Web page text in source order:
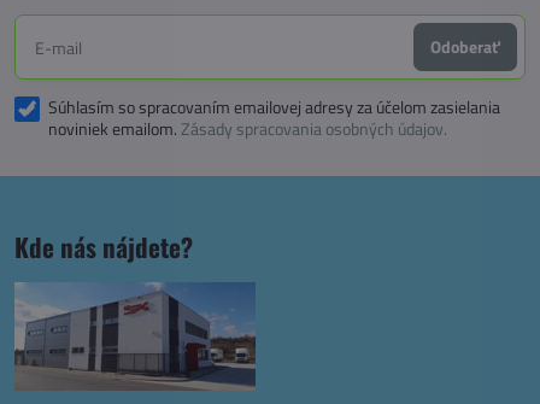
Odoberať
Súhlasím so spracovaním emailovej adresy za účelom zasielania
noviniek emailom.Zásady spracovania osobných údajov.
Kde nás nájdete?